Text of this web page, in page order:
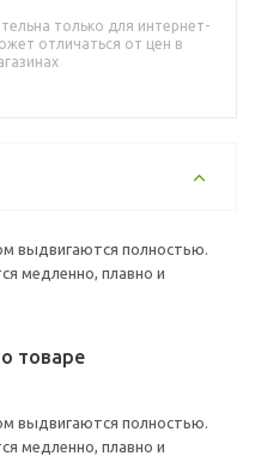
только для интернет-
отличаться от цен в
выдвигаются полностью.
медленно, плавно и
товаре
выдвигаются полностью.
медленно, плавно и